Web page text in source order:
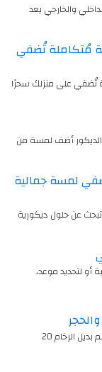
والخارجي يعد
مُتكاملة تُضفي
تُضفي على منزلك سحرًا
والديكور أضف لمسة من
لمسة جمالية
عن حلول ديكورية
أو لتحديد موعد،
شركة المسيليم: إبداع لا حدود له في عالم بديل الرخام 20